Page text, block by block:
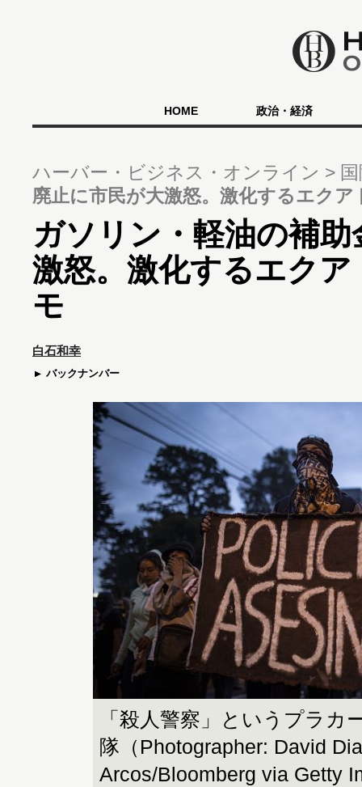
HOME 政治・経済
ハーバー・ビジネス・オンライン
廃止に市民が大激怒。激化するエク
ガソリン・軽油の補
激怒。激化するエク
モ
白石和幸
バックナンバー
「殺人警察」というプラカ
隊（Photographer: David
Arcos/Bloomberg via Getty